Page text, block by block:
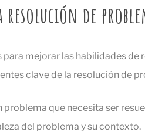
de
mejorar las habilidades de
clave de la resolución de
problema que necesita ser
del problema y su contexto.